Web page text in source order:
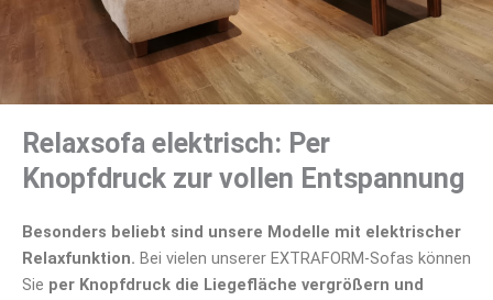
Relaxsofa elektrisch: Per
Knopfdruck zur vollen Entspannung
Besonders beliebt sind unsere Modelle mit elektrischer
Relaxfunktion. Bei vielen unserer EXTRAFORM-Sofas können
Sie per Knopfdruck die Liegefläche vergrößern und